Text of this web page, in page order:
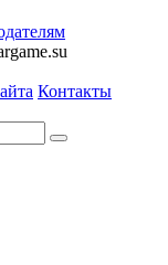
Контакты